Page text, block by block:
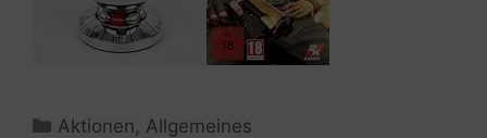
Kategorien
Aktionen, Allgemeines